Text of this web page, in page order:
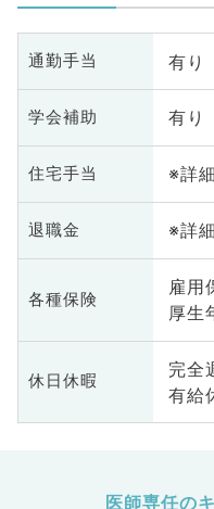
通勤手当 有り
学会補助 有り
住宅手当 ※詳
退職金 ※詳
各種保険
雇用
厚生
休日休暇
完全
有給
医師専任の